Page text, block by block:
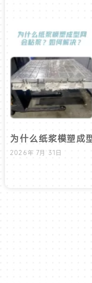
为什么纸浆模塑成
2026年 7月 31日